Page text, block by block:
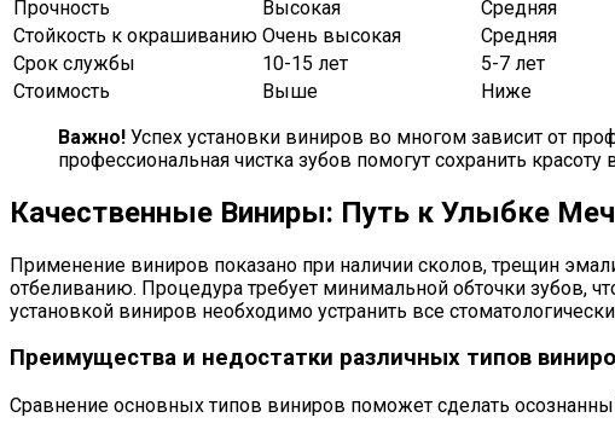
Прочность
Высокая
Средняя
Стойкость к окрашиванию Очень высокая
Средняя
Срок службы
10-15 лет
5-7 лет
Стоимость
Выше
Ниже
Важно! Успех установки виниров во многом зависит от
профессиональная чистка зубов помогут сохранить
Качественные Виниры: Путь к Улыбке
Применение виниров показано при наличии сколов, трещин
отбеливанию. Процедура требует минимальной обточки зубов,
установкой виниров необходимо устранить все
Преимущества и недостатки различных типов
Сравнение основных типов виниров поможет сделать